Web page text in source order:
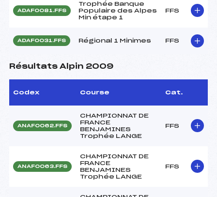
ADAF0081.FFS
Trophée Banque
Populaire des Alpes
Min étape 1
FFS
ADAF0031.FFS Régional 1 Minimes FFS
Résultats Alpin 2009
Codex Course Cat.
ANAF0062.FFS
CHAMPIONNAT DE
FRANCE
BENJAMINES
Trophée LANGE
FFS
ANAF0063.FFS
CHAMPIONNAT DE
FRANCE
BENJAMINES
Trophée LANGE
FFS